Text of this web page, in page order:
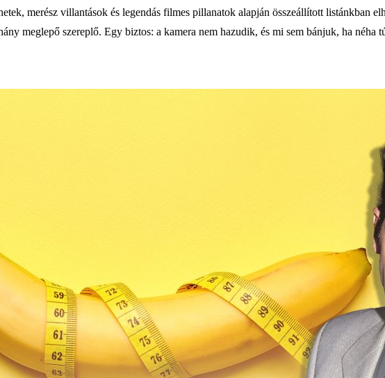
merész villantások és legendás filmes pillanatok alapján összeállított listánkban
meglepő szereplő. Egy biztos: a kamera nem hazudik, és mi sem bánjuk, ha néha